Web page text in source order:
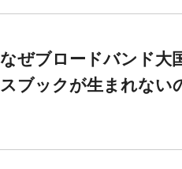
なぜブロードバンド大
スブックが生まれない